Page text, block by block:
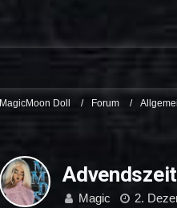
MagicMoon Doll Forum
Advendszeit
Magic 2.